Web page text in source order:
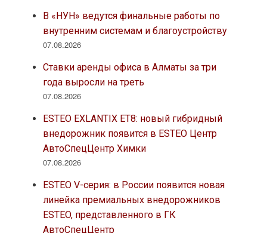
В «НУН» ведутся финальные работы по
внутренним системам и благоустройству
07.08.2026
Ставки аренды офиса в Алматы за три
года выросли на треть
07.08.2026
ESTEO EXLANTIX ET8: новый гибридный
внедорожник появится в ESTEO Центр
АвтоСпецЦентр Химки
07.08.2026
ESTEO V-серия: в России появится новая
линейка премиальных внедорожников
ESTEO, представленного в ГК
АвтоСпецЦентр